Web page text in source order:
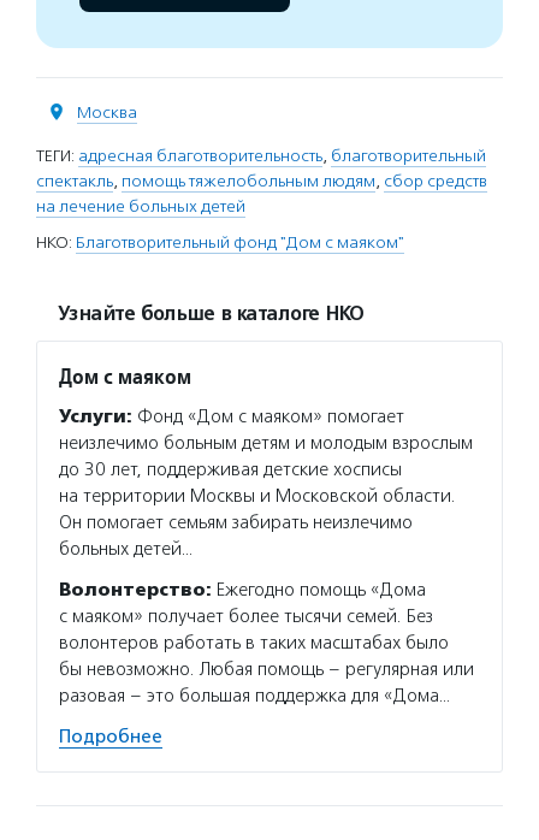
Москва
ТЕГИ: адресная благотворительность, благотворительный
спектакль, помощь тяжелобольным людям, сбор средств
на лечение больных детей
НКО: Благотворительный фонд "Дом с маяком"
Узнайте больше в каталоге НКО
Дом с маяком
Услуги: Фонд «Дом с маяком» помогает
неизлечимо больным детям и молодым взрослым
до 30 лет, поддерживая детские хосписы
на территории Москвы и Московской области.
Он помогает семьям забирать неизлечимо
больных детей…
Волонтерство: Ежегодно помощь «Дома
с маяком» получает более тысячи семей. Без
волонтеров работать в таких масштабах было
бы невозможно. Любая помощь – регулярная или
разовая – это большая поддержка для «Дома…
Подробнее